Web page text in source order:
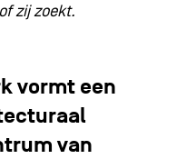
zij zoekt.
vormt een
van